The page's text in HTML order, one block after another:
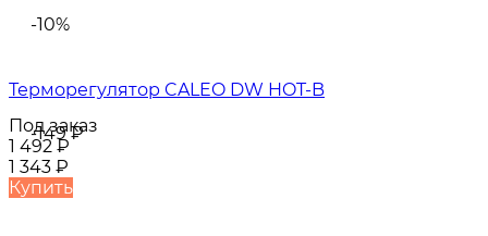
-10%
-149₽
Терморегулятор CALEO DW HOT-B
Под заказ
1 492₽
1 343 ₽
Купить